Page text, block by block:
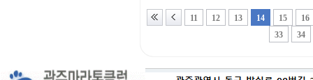
11 12 13 14 15
16
33
34